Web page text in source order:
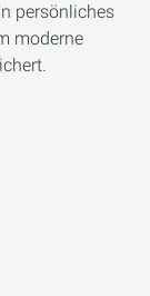
persönliches
moderne